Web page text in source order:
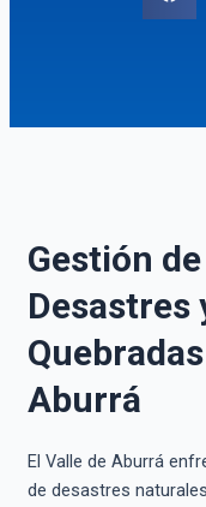
Gestión
Desastres
Aburrá
El Valle de Aburrá
de desastres